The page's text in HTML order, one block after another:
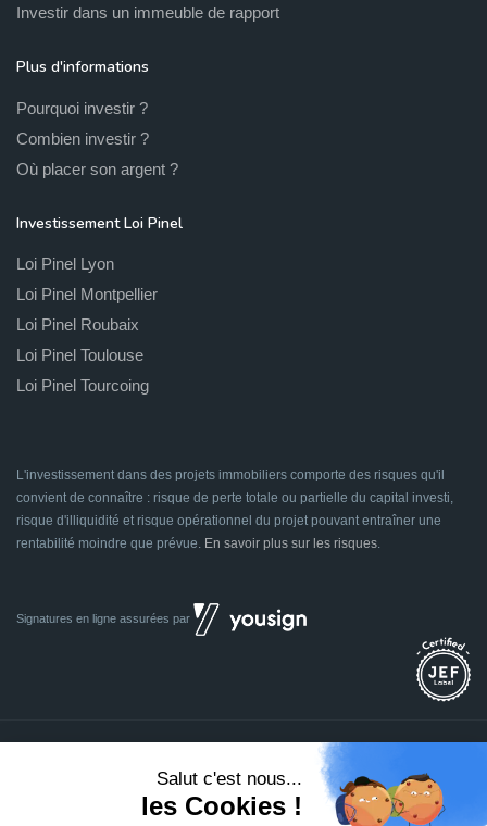
Investir dans un immeuble de rapport
Plus d'informations
Pourquoi investir ?
Combien investir ?
Où placer son argent ?
Investissement Loi Pinel
Loi Pinel Lyon
Loi Pinel Montpellier
Loi Pinel Roubaix
Loi Pinel Toulouse
Loi Pinel Tourcoing
L'investissement dans des projets immobiliers comporte des risques qu'il
convient de connaître : risque de perte totale ou partielle du capital investi,
risque d'illiquidité et risque opérationnel du projet pouvant entraîner une
rentabilité moindre que prévue. En savoir plus sur les risques
Signatures en ligne assurées par
2014 - 2026
à Euratechnologies 59000 Lille